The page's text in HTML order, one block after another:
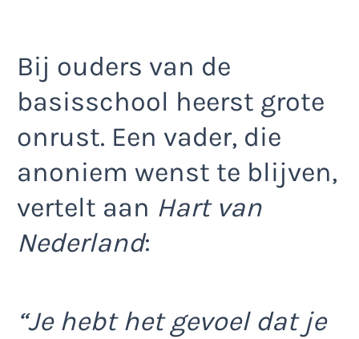
Bij ouders van de
basisschool heerst grote
onrust. Een vader, die
anoniem wenst te blijven,
vertelt aan Hart van
Nederland:
“Je hebt het gevoel dat je